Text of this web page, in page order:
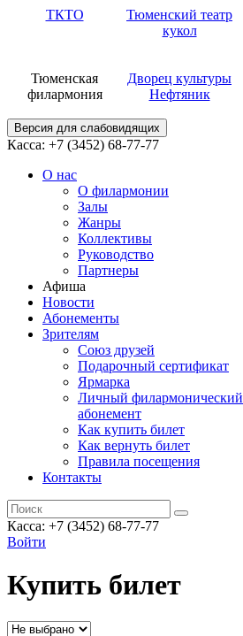
ТКТО
Тюменский театр
кукол
Тюменская
филармония
Дворец культуры
Нефтяник
Версия для слабовидящих
Касса: +7 (3452) 68-77-77
О нас
О филармонии
Залы
Жанры
Коллективы
Руководство
Партнеры
Афиша
Новости
Абонементы
Зрителям
Союз друзей
Подарочный сертификат
Ярмарка
Личный филармонический
абонемент
Как купить билет
Как вернуть билет
Правила посещения
Контакты
Касса: +7 (3452) 68-77-77
Войти
Купить билет